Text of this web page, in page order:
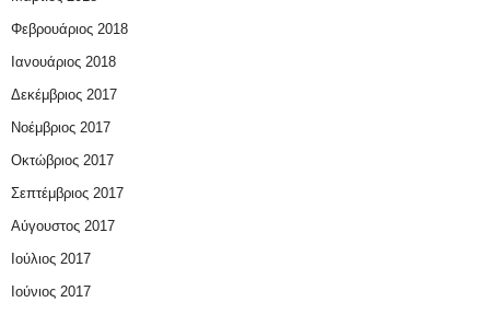
Φεβρουάριος 2018
Ιανουάριος 2018
Δεκέμβριος 2017
Νοέμβριος 2017
Οκτώβριος 2017
Σεπτέμβριος 2017
Αύγουστος 2017
Ιούλιος 2017
Ιούνιος 2017